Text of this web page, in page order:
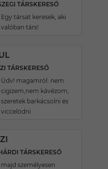
TÁRSKERESŐ
Egy társat keresek, aki
valóban társ!
TÁRSKERESŐ
Üdv! magamról: nem
cigizem,nem kávézom,
szeretek barkácsolni és
viccelödni
TÁRSKERESŐ
majd személyesen